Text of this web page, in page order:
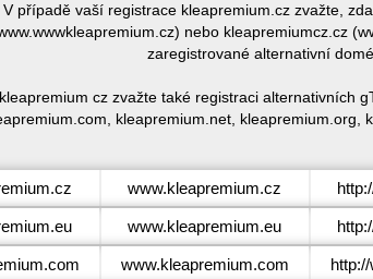
V případě vaší registrace kleapremium.cz zvažte,
nebo kleapremiumcz.cz
zaregistrované alternativní
cz zvažte také registraci alternativních
kleapremium.net, kleapremium.org,
www.kleapremium.cz
www.kleapremium.eu
www.kleapremium.com